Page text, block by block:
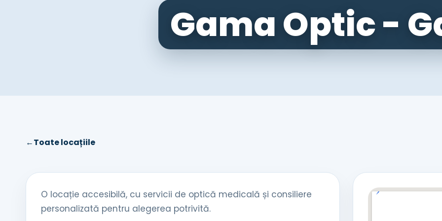
Gama Optic -
←Toate locațiile
O locație accesibilă, cu servicii de optică medicală și consiliere
personalizată pentru alegerea potrivită.